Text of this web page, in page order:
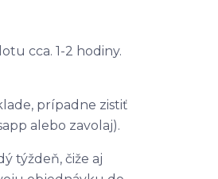
cca. 1-2 hodiny.
prípadne zistiť
alebo zavolaj).
týždeň, čiže aj